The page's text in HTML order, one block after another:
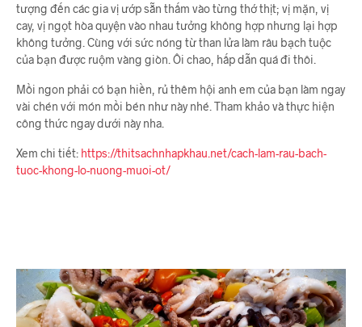
tượng đến các gia vị ướp sẵn thấm vào từng thớ thịt; vị mặn, vị
cay, vị ngọt hòa quyện vào nhau tưởng không hợp nhưng lại hợp
không tưởng. Cùng với sức nóng từ than lửa làm râu bạch tuộc
của bạn được ruộm vàng giòn. Ôi chao, hấp dẫn quá đi thôi.
Mồi ngon phải có bạn hiền, rủ thêm hội anh em của bạn làm ngay
vài chén với món mồi bén như này nhé. Tham khảo và thực hiện
công thức ngay dưới này nha.
Xem chi tiết: https://thitsachnhapkhau.net/cach-lam-rau-bach-
tuoc-khong-lo-nuong-muoi-ot/